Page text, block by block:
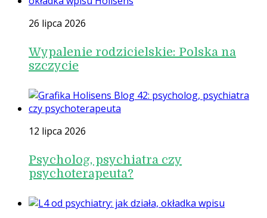
26 lipca 2026
Wypalenie rodzicielskie: Polska na
szczycie
12 lipca 2026
Psycholog, psychiatra czy
psychoterapeuta?